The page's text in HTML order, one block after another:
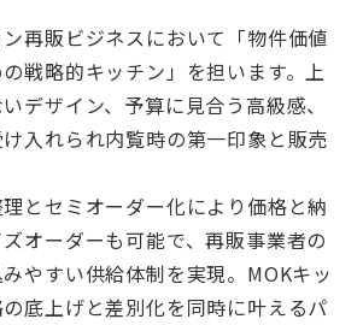
再販ビジネスにおいて「物件価値
戦略的キッチン」を担います。上
デザイン、予算に見合う高級感、
入れられ内覧時の第一印象と販売
とセミオーダー化により価格と納
オーダーも可能で、再販事業者の
やすい供給体制を実現。MOKキッ
底上げと差別化を同時に叶えるパ